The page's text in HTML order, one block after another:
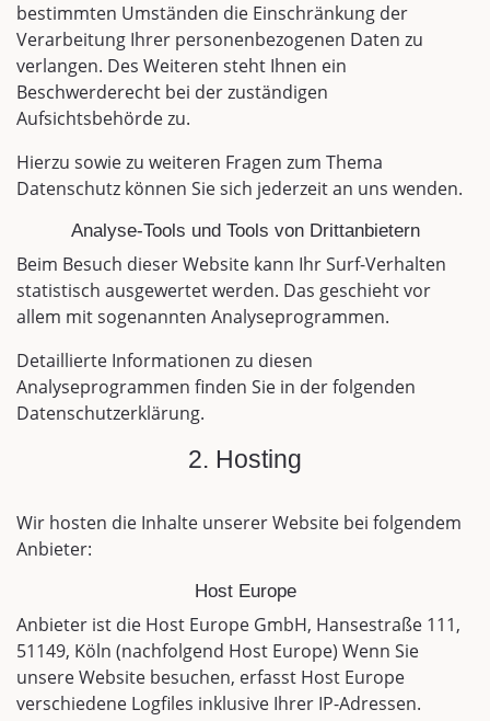
bestimmten Umständen die Einschränkung der
Verarbeitung Ihrer personenbezogenen Daten zu
verlangen. Des Weiteren steht Ihnen ein
Beschwerderecht bei der zuständigen
Aufsichtsbehörde zu.
Hierzu sowie zu weiteren Fragen zum Thema
Datenschutz können Sie sich jederzeit an uns wenden.
Analyse-Tools und Tools von Dritt­anbietern
Beim Besuch dieser Website kann Ihr Surf-Verhalten
statistisch ausgewertet werden. Das geschieht vor
allem mit sogenannten Analyseprogrammen.
Detaillierte Informationen zu diesen
Analyseprogrammen finden Sie in der folgenden
Datenschutzerklärung.
2. Hosting
Wir hosten die Inhalte unserer Website bei folgendem
Anbieter:
Host Europe
Anbieter ist die Host Europe GmbH, Hansestraße 111,
51149, Köln (nachfolgend Host Europe) Wenn Sie
unsere Website besuchen, erfasst Host Europe
verschiedene Logfiles inklusive Ihrer IP-Adressen.